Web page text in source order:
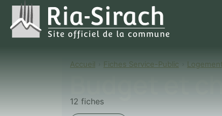
Accueil Fiches Service-Public Logement
Budget et
12 fiches